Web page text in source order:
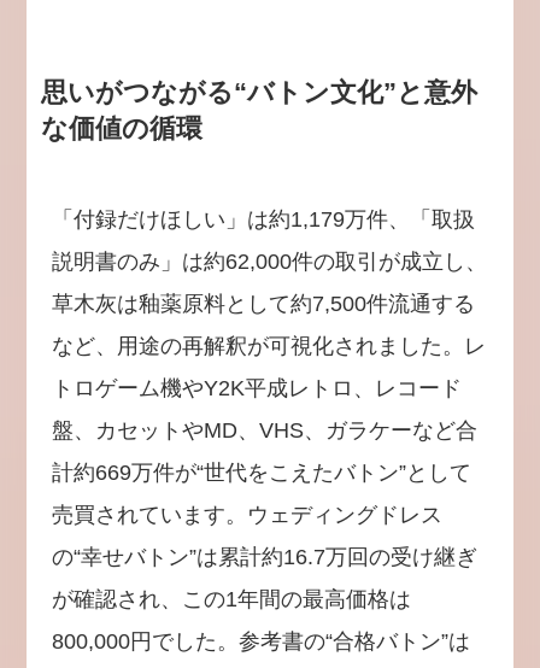
思いがつながる“バトン文化”と意外
な価値の循環
「付録だけほしい」は約1,179万件、「取扱
説明書のみ」は約62,000件の取引が成立し、
草木灰は釉薬原料として約7,500件流通する
など、用途の再解釈が可視化されました。レ
トロゲーム機やY2K平成レトロ、レコード
盤、カセットやMD、VHS、ガラケーなど合
計約669万件が“世代をこえたバトン”として
売買されています。ウェディングドレス
の“幸せバトン”は累計約16.7万回の受け継ぎ
が確認され、この1年間の最高価格は
800,000円でした。参考書の“合格バトン”は